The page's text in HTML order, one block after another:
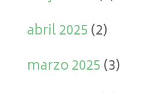
abril 2025(2)
marzo 2025(3)